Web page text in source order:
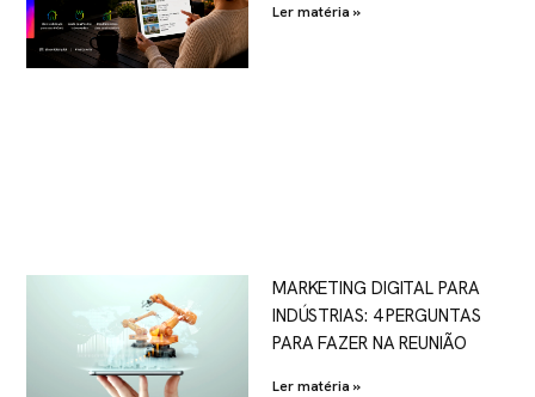
Ler matéria »
MARKETING DIGITAL PARA
INDÚSTRIAS: 4 PERGUNTAS
PARA FAZER NA REUNIÃO
Ler matéria »